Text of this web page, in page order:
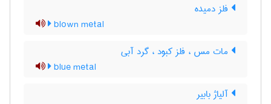
فلز دمیده
blown metal
مات مس ، فلز کبود ، گرد آبی
blue metal
آلیاژ بابیر